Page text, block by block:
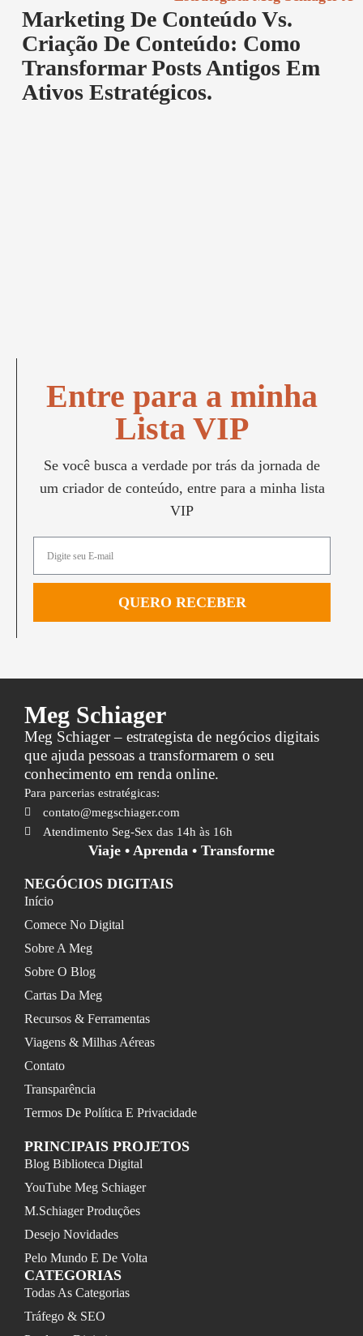
Marketing De Conteúdo Vs.
Criação De Conteúdo: Como
Transformar Posts Antigos Em
Ativos Estratégicos.
Entre para a minha
Lista VIP
Se você busca a verdade por trás da jornada de
um criador de conteúdo, entre para a minha lista
VIP
QUERO RECEBER
Meg Schiager
Meg Schiager – estrategista de negócios digitais
que ajuda pessoas a transformarem o seu
conhecimento em renda online.
Para parcerias estratégicas:
contato@megschiager.com
Atendimento Seg-Sex das 14h às 16h
Viaje • Aprenda • Transforme
NEGÓCIOS DIGITAIS
Início
Comece No Digital
Sobre A Meg
Sobre O Blog
Cartas Da Meg
Recursos & Ferramentas
Viagens & Milhas Aéreas
Contato
Transparência
Termos De Política E Privacidade
PRINCIPAIS PROJETOS
Blog Biblioteca Digital
YouTube Meg Schiager
M.Schiager Produções
Desejo Novidades
Pelo Mundo E De Volta
CATEGORIAS
Todas As Categorias
Tráfego & SEO